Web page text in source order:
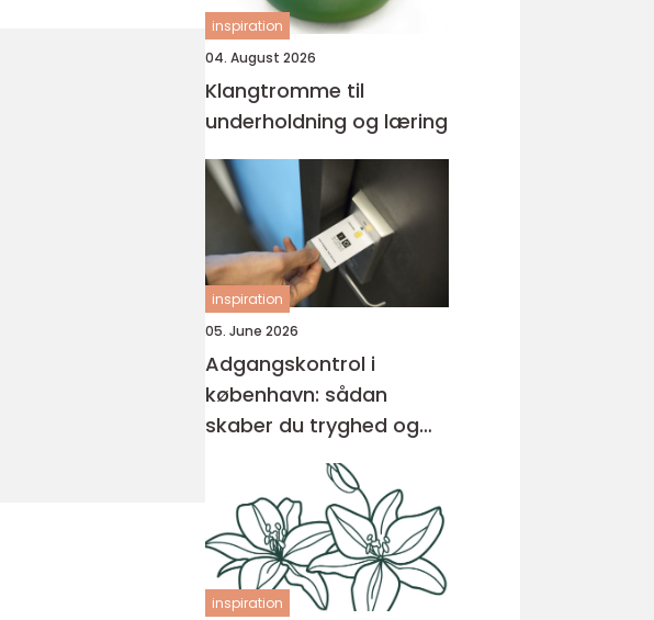
inspiration
04. August 2026
Klangtromme til
underholdning og læring
inspiration
05. June 2026
Adgangskontrol i
københavn: sådan
skaber du tryghed og
inspiration